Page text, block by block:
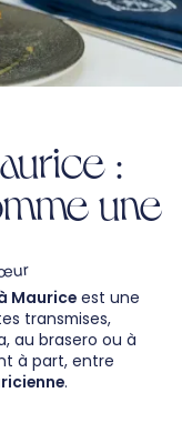
:
une
Mauriceest une
transmises,
au brasero ou à
à part, entre
.